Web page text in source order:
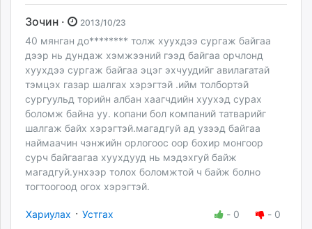
Зочин · 2013/10/23
40 мянган до******** толж хуухдээ сургаж байгаа
дээр нь дундаж хэмжээний гээд байгаа орчлонд
хуухдээ сургаж байгаа эцэг эхчуудийг авилагатай
тэмцэх газар шалгах хэрэгтэй .ийм толбортэй
сургуульд торийн албан хаагчдийн хуухэд сурах
боломж байна уу. копани бол компаний татварийг
шалгаж байх хэрэгтэй.магадгуй ад узээд байгаа
наймаачин чэнжийн орлогоос оор бохир монгоор
сурч байгаагаа хуухдууд нь мэдэхгуй байж
магадгуй.унхээр толох боломжтой ч байж болно
тогтоогоод огох хэрэгтэй.
Хариулах · Устгах - 0 - 0